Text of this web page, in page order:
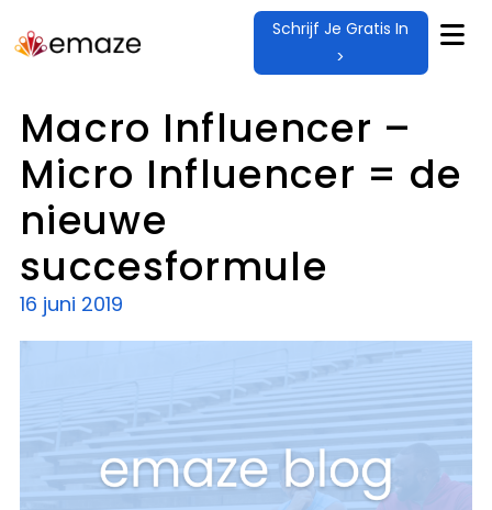
Schrijf Je Gratis In
>
Macro Influencer –
Micro Influencer = de
nieuwe
succesformule
16 juni 2019